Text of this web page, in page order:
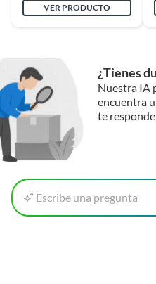
VER PRODUCTO
¿Tienes
Nuestra IA
encuentra
te
Escribe una pregunta